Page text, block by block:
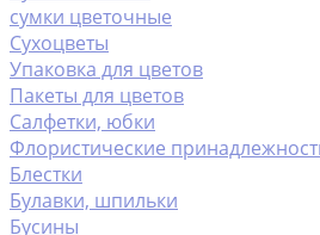
сумки цветочные
Сухоцветы
Упаковка для цветов
Пакеты для цветов
Салфетки, юбки
Флористические
Блестки
Булавки, шпильки
Бусины